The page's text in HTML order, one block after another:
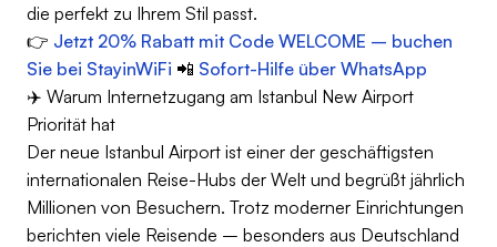
die perfekt zu Ihrem Stil passt.
👉 Jetzt 20% Rabatt mit Code WELCOME – buchen
Sie bei StayinWiFi 📲 Sofort-Hilfe über WhatsApp
✈️ Warum Internetzugang am Istanbul New Airport
Priorität hat
Der neue Istanbul Airport ist einer der geschäftigsten
internationalen Reise-Hubs der Welt und begrüßt jährlich
Millionen von Besuchern. Trotz moderner Einrichtungen
berichten viele Reisende – besonders aus Deutschland